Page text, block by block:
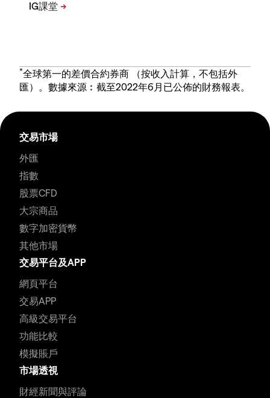
*全球第一的差價合約券商 （按收入計算，不包括外
匯）。數據來源︰截至2022年6月已公佈的財務報表。
交易市場
外匯
指數
股票CFD
大宗商品
數字加密貨幣
其他市場
交易平台及APP
網頁平台
交易APP
高級交易平台
功能比較
模擬賬戶
市場透視
財經新聞與評論